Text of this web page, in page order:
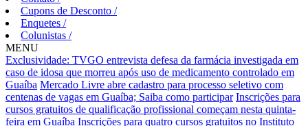
Cupons de Desconto /
Enquetes /
Colunistas /
MENU
Exclusividade: TVGO entrevista defesa da farmácia investigada em
caso de idosa que morreu após uso de medicamento controlado em
Guaíba Mercado Livre abre cadastro para processo seletivo com
centenas de vagas em Guaíba; Saiba como participar Inscrições para
cursos gratuitos de qualificação profissional começam nesta quinta-
feira em Guaíba Inscrições para quatro cursos gratuitos no Instituto